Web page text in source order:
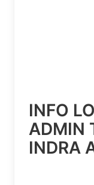
INFO
ADMIN
INDRA